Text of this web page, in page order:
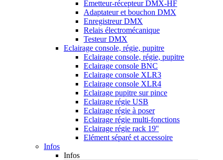
Emetteur-récepteur DMX-HF
Adaptateur et bouchon DMX
Enregistreur DMX
Relais électromécanique
Testeur DMX
Eclairage console, régie, pupitre
Eclairage console, régie, pupitre
Eclairage console BNC
Eclairage console XLR3
Eclairage console XLR4
Eclairage pupitre sur pince
Eclairage régie USB
Eclairage régie à poser
Eclairage régie multi-fonctions
Eclairage régie rack 19''
Elément séparé et accessoire
Infos
Infos